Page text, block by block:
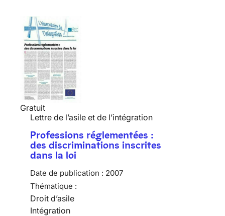
Gratuit
Lettre de l’asile et de l’intégration
Professions réglementées :
des discriminations inscrites
dans la loi
Date de publication : 2007
Thématique :
Droit d’asile
Intégration